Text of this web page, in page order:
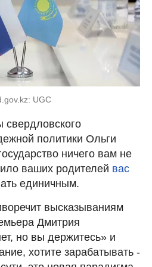
UGC
свердловского
политики Ольги
ничего вам не
ваших родителей вас
единичным.
высказываниям
Дмитрия
но вы держитесь» и
хотите зарабатывать -